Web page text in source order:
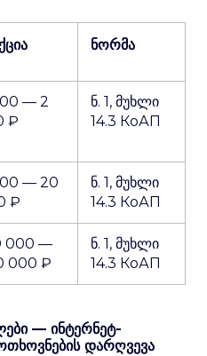
ნორმა
— 2
₽
ნ. 1, მუხლი
14.3 КоАП
— 20
₽
ნ. 1, მუხლი
14.3 КоАП
000 —
000 ₽
ნ. 1, მუხლი
14.3 КоАП
— ინტერნეტ-
დარღვევა